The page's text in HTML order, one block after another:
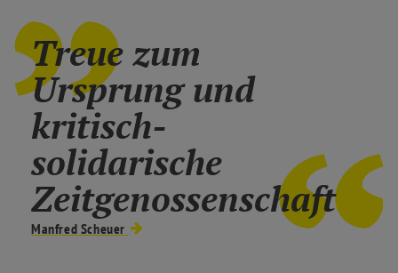
Treue zum
Ursprung und
kritisch-
solidarische
Zeitgenossenschaft
Manfred Scheuer